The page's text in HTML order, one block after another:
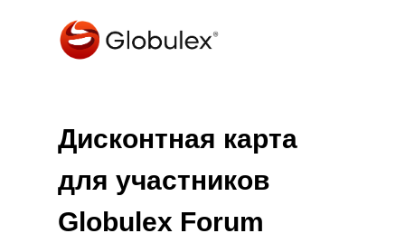
Дисконтная карта
для участников
Globulex Forum